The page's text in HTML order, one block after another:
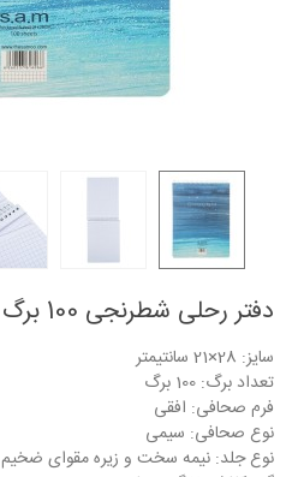
دفتر رحلی شطرنجی 100 برگ سم طرح 831
سایز: 28×21 سانتیمتر
تعداد برگ: 100 برگ
فرم صحافی: افقی
نوع صحافی: سیمی
نوع جلد: نیمه سخت و زیره مقوای ضخیم